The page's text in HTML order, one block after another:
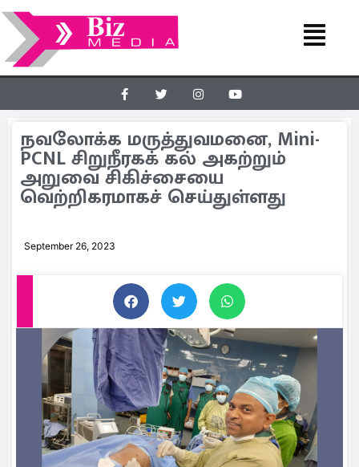
நவலோக்க மருத்துவமனை, Mini-
PCNL சிறுநீரகக் கல் அகற்றும்
அறுவை சிகிச்சையை
வெற்றிகரமாகச் செய்துள்ளது
September 26, 2023